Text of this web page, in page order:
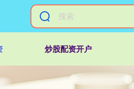
炒股配资开户